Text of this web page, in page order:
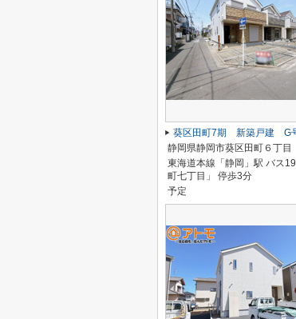
葵区田町7期 新築戸建 G
静岡県静岡市葵区田町６丁目
東海道本線「静岡」駅 バス
町七丁目」 停歩3分
予定